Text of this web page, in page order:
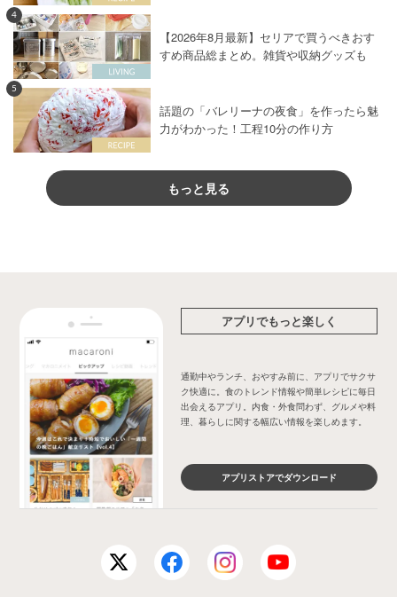
4
【2026年8月最新】セリアで買うべきおす
すめ商品総まとめ。雑貨や収納グッズも
5
話題の「バレリーナの夜食」を作ったら魅
力がわかった！工程10分の作り方
もっと見る
アプリでもっと楽しく
通勤中やランチ、おやすみ前に、アプリでサクサ
ク快適に。食のトレンド情報や簡単レシピに毎日
出会えるアプリ。内食・外食問わず、グルメや料
理、暮らしに関する幅広い情報を楽しめます。
アプリストアでダウンロード